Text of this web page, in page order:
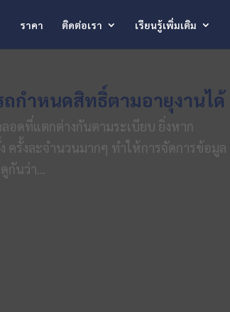
ราคา ติดต่อเรา เรียนรู้เพิ่มเติม
ถกำหนดสิทธิ์ตามอายุงานได้
อดที่แตกต่างกันตามระเบียบ ยิ่งหาก
รั้งละจำนวนมากๆ ทำให้การจัดการข้อมูล
กันว่า...